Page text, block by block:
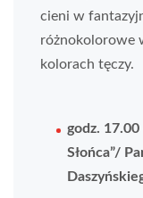
cieni w
różnokolorowe
kolorach tęczy.
godz.
Słońca”/